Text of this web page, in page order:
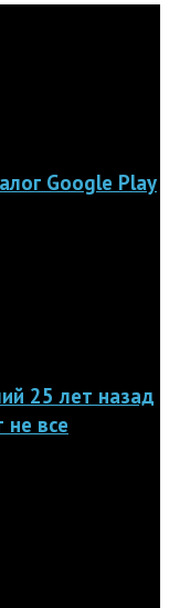
Google Play
25 лет назад
не все